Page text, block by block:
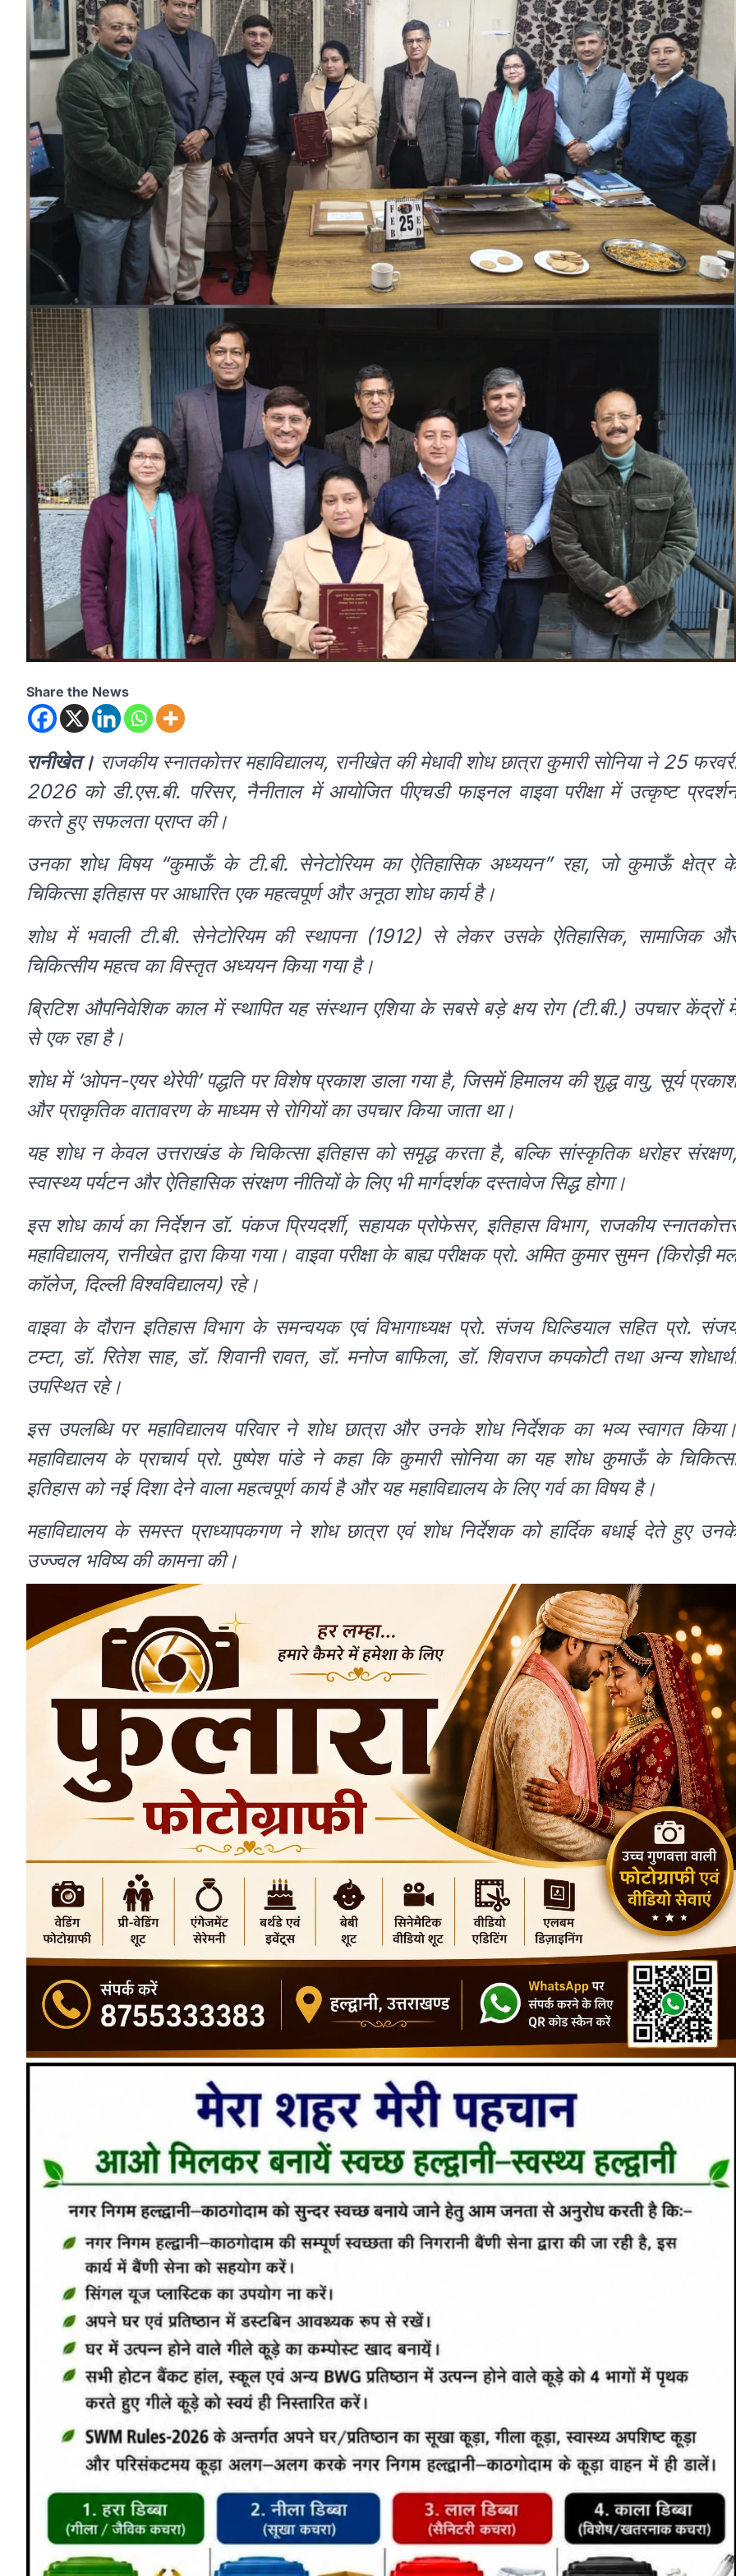
Share the News
रानीखेत। राजकीय स्नातकोत्तर महाविद्यालय, रानीखेत की मेधावी शोध छात्रा कुमारी सोनिया ने 25
2026 को डी.एस.बी. परिसर, नैनीताल में आयोजित पीएचडी फाइनल वाइवा परीक्षा में उत्कृष्ट
करते हुए सफलता प्राप्त की।
उनका शोध विषय “कुमाऊँ के टी.बी. सेनेटोरियम का ऐतिहासिक अध्ययन” रहा, जो कुमाऊँ क्षेत्र
चिकित्सा इतिहास पर आधारित एक महत्वपूर्ण और अनूठा शोध कार्य है।
शोध में भवाली टी.बी. सेनेटोरियम की स्थापना (1912) से लेकर उसके ऐतिहासिक, सामाजिक
चिकित्सीय महत्व का विस्तृत अध्ययन किया गया है।
ब्रिटिश औपनिवेशिक काल में स्थापित यह संस्थान एशिया के सबसे बड़े क्षय रोग (टी.बी.) उपचार केंद्रों
से एक रहा है।
शोध में ‘ओपन-एयर थेरेपी’ पद्धति पर विशेष प्रकाश डाला गया है, जिसमें हिमालय की शुद्ध वायु, सूर्य
और प्राकृतिक वातावरण के माध्यम से रोगियों का उपचार किया जाता था।
यह शोध न केवल उत्तराखंड के चिकित्सा इतिहास को समृद्ध करता है, बल्कि सांस्कृतिक धरोहर
स्वास्थ्य पर्यटन और ऐतिहासिक संरक्षण नीतियों के लिए भी मार्गदर्शक दस्तावेज सिद्ध होगा।
इस शोध कार्य का निर्देशन डॉ. पंकज प्रियदर्शी, सहायक प्रोफेसर, इतिहास विभाग, राजकीय
महाविद्यालय, रानीखेत द्वारा किया गया। वाइवा परीक्षा के बाह्य परीक्षक प्रो. अमित कुमार सुमन (किरोड़ी
कॉलेज, दिल्ली विश्वविद्यालय) रहे।
वाइवा के दौरान इतिहास विभाग के समन्वयक एवं विभागाध्यक्ष प्रो. संजय घिल्डियाल सहित प्रो.
टम्टा, डॉ. रितेश साह, डॉ. शिवानी रावत, डॉ. मनोज बाफिला, डॉ. शिवराज कपकोटी तथा अन्य
उपस्थित रहे।
इस उपलब्धि पर महाविद्यालय परिवार ने शोध छात्रा और उनके शोध निर्देशक का भव्य स्वागत
महाविद्यालय के प्राचार्य प्रो. पुष्पेश पांडे ने कहा कि कुमारी सोनिया का यह शोध कुमाऊँ के
इतिहास को नई दिशा देने वाला महत्वपूर्ण कार्य है और यह महाविद्यालय के लिए गर्व का विषय है।
महाविद्यालय के समस्त प्राध्यापकगण ने शोध छात्रा एवं शोध निर्देशक को हार्दिक बधाई देते हुए
उज्ज्वल भविष्य की कामना की।